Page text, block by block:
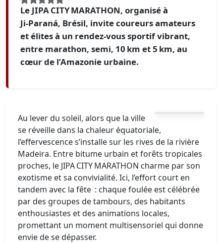
Le JIPA CITY MARATHON, organisé à
Ji‑Paraná, Brésil, invite coureurs amateurs
et élites à un rendez-vous sportif vibrant,
entre marathon, semi, 10 km et 5 km, au
cœur de l’Amazonie urbaine.
Au lever du soleil, alors que la ville
se réveille dans la chaleur équatoriale,
l’effervescence s’installe sur les rives de la rivière
Madeira. Entre bitume urbain et forêts tropicales
proches, le JIPA CITY MARATHON charme par son
exotisme et sa convivialité. Ici, l’effort court en
tandem avec la fête : chaque foulée est célébrée
par des groupes de tambours, des habitants
enthousiastes et des animations locales,
promettant un moment multisensoriel qui donne
envie de se dépasser.